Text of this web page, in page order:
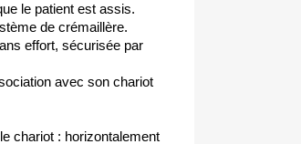
le patient est assis.
de crémaillère.
effort, sécurisée par
avec son chariot
chariot : horizontalement